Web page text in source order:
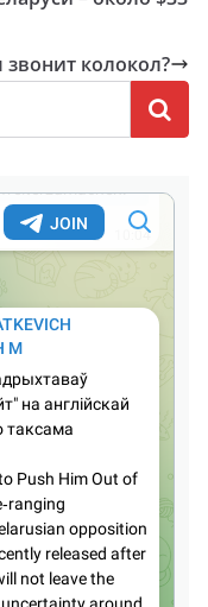
колокол?